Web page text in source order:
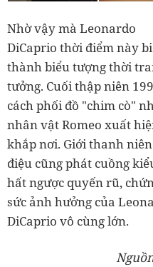
Nhờ vậy mà Leonardo
DiCaprio thời điểm này
thành biểu tượng thời
tưởng. Cuối thập niên
cách phối đồ "chim cò"
nhân vật Romeo xuất
khắp nơi. Giới thanh
điệu cũng phát cuồng
hất ngược quyến rũ,
sức ảnh hưởng của
DiCaprio vô cùng lớn.